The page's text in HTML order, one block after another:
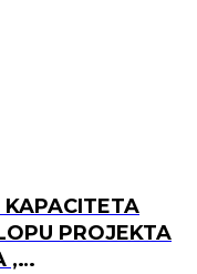
PROJEKTA
,